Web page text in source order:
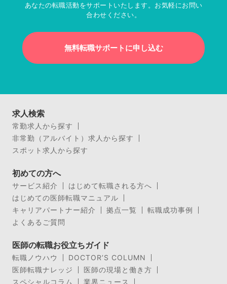
あなたの転職活動をサポートいたします。お気軽にお問い
合わせください。
無料転職サポートに申し込む
求人検索
常勤求人から探す
非常勤（アルバイト）求人から探す
スポット求人から探す
初めての方へ
サービス紹介
はじめて転職される方へ
はじめての医師転職マニュアル
キャリアパートナー紹介
拠点一覧
転職成功事例
よくあるご質問
医師の転職お役立ちガイド
転職ノウハウ
DOCTOR’S COLUMN
医師転職ナレッジ
医師の現場と働き方
スペシャルコラム
業界ニュース